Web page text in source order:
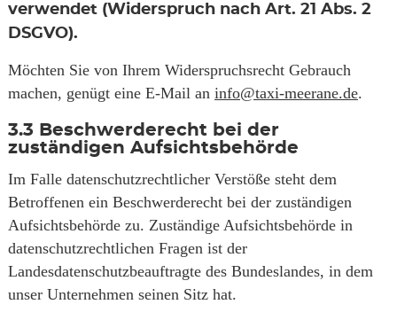
verwendet (Widerspruch nach Art. 21 Abs. 2
DSGVO).
Möchten Sie von Ihrem Widerspruchsrecht Gebrauch
machen, genügt eine E-Mail an info@taxi-meerane.de.
3.3 Beschwerderecht bei der
zuständigen Aufsichtsbehörde
Im Falle datenschutzrechtlicher Verstöße steht dem
Betroffenen ein Beschwerderecht bei der zuständigen
Aufsichtsbehörde zu. Zuständige Aufsichtsbehörde in
datenschutzrechtlichen Fragen ist der
Landesdatenschutzbeauftragte des Bundeslandes, in dem
unser Unternehmen seinen Sitz hat.